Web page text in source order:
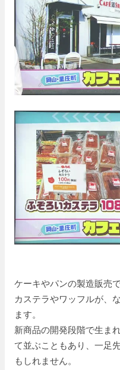
ケーキやパンの製造販売
カステラやワッフルが、
ます。
新商品の開発段階で生ま
て並ぶこともあり、一足
もしれません。